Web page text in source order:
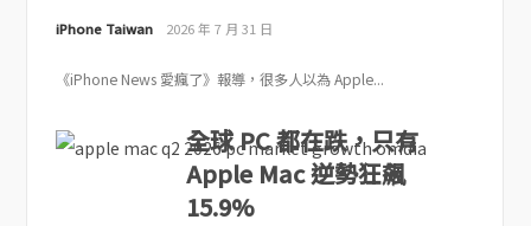
iPhone Taiwan 2026 年 7 月 31 日
《iPhone News 愛瘋了》報導，很多人以為 Apple...
全球 PC 都在跌，只有
Apple Mac 逆勢狂飆
15.9%